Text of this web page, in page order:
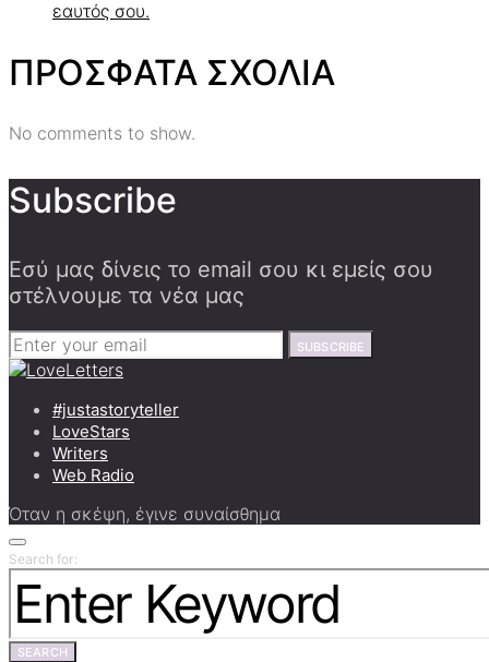
εαυτός σου.
ΠΡΟΣΦΑΤΑ ΣΧΟΛΙΑ
No comments to show.
Subscribe
Εσύ μας δίνεις το email σου κι εμείς σου
στέλνουμε τα νέα μας
SUBSCRIBE
#justastoryteller
LoveStars
Writers
Web Radio
Όταν η σκέψη, έγινε συναίσθημα
Search for:
SEARCH